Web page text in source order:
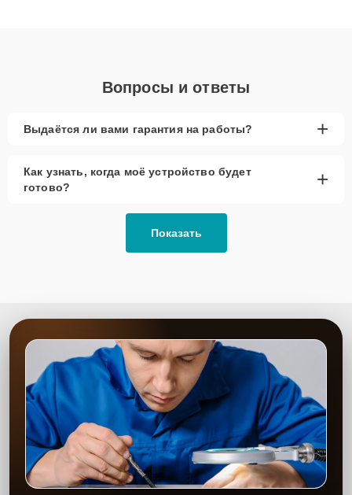
Вопросы и ответы
Выдаётся ли вами гарантия на работы? +
Как узнать, когда моё устройство будет
готово?
+
Показать